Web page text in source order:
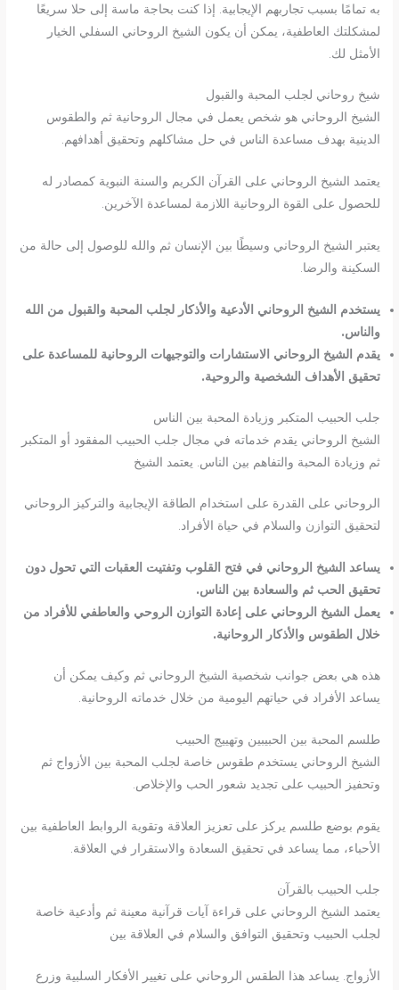
به تمامًا بسبب تجاربهم الإيجابية. إذا كنت بحاجة ماسة إلى حلا سريعًا
لمشكلتك العاطفية، يمكن أن يكون الشيخ الروحاني السفلي الخيار
الأمثل لك.
شيخ روحاني لجلب المحبة والقبول
الشيخ الروحاني هو شخص يعمل في مجال الروحانية ثم والطقوس
الدينية بهدف مساعدة الناس في حل مشاكلهم وتحقيق أهدافهم.
يعتمد الشيخ الروحاني على القرآن الكريم والسنة النبوية كمصادر له
للحصول على القوة الروحانية اللازمة لمساعدة الآخرين.
يعتبر الشيخ الروحاني وسيطًا بين الإنسان ثم والله للوصول إلى حالة من
السكينة والرضا.
يستخدم الشيخ الروحاني الأدعية والأذكار لجلب المحبة والقبول من الله
والناس.
يقدم الشيخ الروحاني الاستشارات والتوجيهات الروحانية للمساعدة على
تحقيق الأهداف الشخصية والروحية.
جلب الحبيب المتكبر وزيادة المحبة بين الناس
الشيخ الروحاني يقدم خدماته في مجال جلب الحبيب المفقود أو المتكبر
ثم وزيادة المحبة والتفاهم بين الناس. يعتمد الشيخ
الروحاني على القدرة على استخدام الطاقة الإيجابية والتركيز الروحاني
لتحقيق التوازن والسلام في حياة الأفراد.
يساعد الشيخ الروحاني في فتح القلوب وتفتيت العقبات التي تحول دون
تحقيق الحب ثم والسعادة بين الناس.
يعمل الشيخ الروحاني على إعادة التوازن الروحي والعاطفي للأفراد من
خلال الطقوس والأذكار الروحانية.
هذه هي بعض جوانب شخصية الشيخ الروحاني ثم وكيف يمكن أن
يساعد الأفراد في حياتهم اليومية من خلال خدماته الروحانية.
طلسم المحبة بين الحبيبين وتهييج الحبيب
الشيخ الروحاني يستخدم طقوس خاصة لجلب المحبة بين الأزواج ثم
وتحفيز الحبيب على تجديد شعور الحب والإخلاص.
يقوم بوضع طلسم يركز على تعزيز العلاقة وتقوية الروابط العاطفية بين
الأحباء، مما يساعد في تحقيق السعادة والاستقرار في العلاقة.
جلب الحبيب بالقرآن
يعتمد الشيخ الروحاني على قراءة آيات قرآنية معينة ثم وأدعية خاصة
لجلب الحبيب وتحقيق التوافق والسلام في العلاقة بين
الأزواج. يساعد هذا الطقس الروحاني على تغيير الأفكار السلبية وزرع